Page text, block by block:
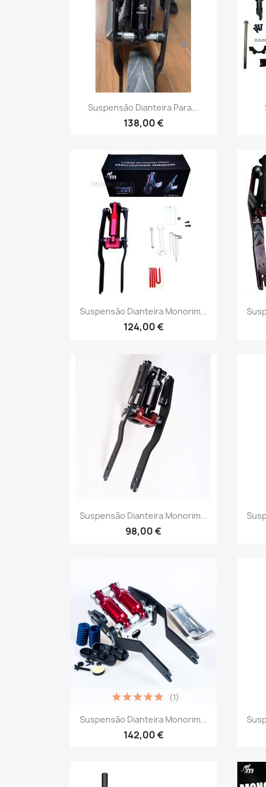
Vista rápida
Suspensão Dianteira Para...
138,00 €
Vista rápida
Suspensão Dianteira Monorim...
124,00 €
Vista rápida
Suspensão Dianteira Monorim...
98,00 €
Vista rápida
Suspensão Dianteira Monorim...
142,00 €
(1)